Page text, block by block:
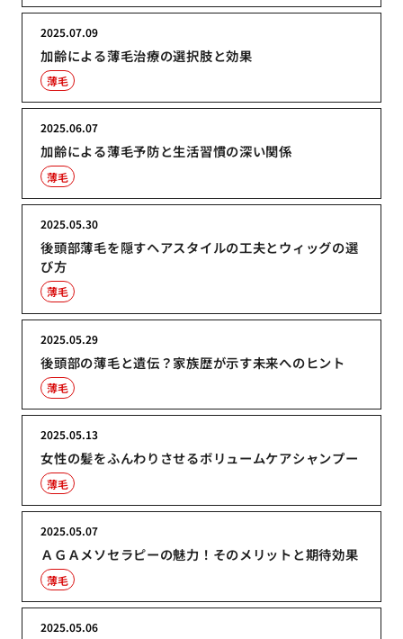
加齢による薄毛治療の選択肢と効果
2025.07.09
薄毛
加齢による薄毛予防と生活習慣の深い関係
2025.06.07
薄毛
後頭部薄毛を隠すヘアスタイルの工夫とウィッグの選
び方
2025.05.30
薄毛
後頭部の薄毛と遺伝？家族歴が示す未来へのヒント
2025.05.29
薄毛
女性の髪をふんわりさせるボリュームケアシャンプー
2025.05.13
薄毛
ＡＧＡメソセラピーの魅力！そのメリットと期待効果
2025.05.07
薄毛
2025.05.06